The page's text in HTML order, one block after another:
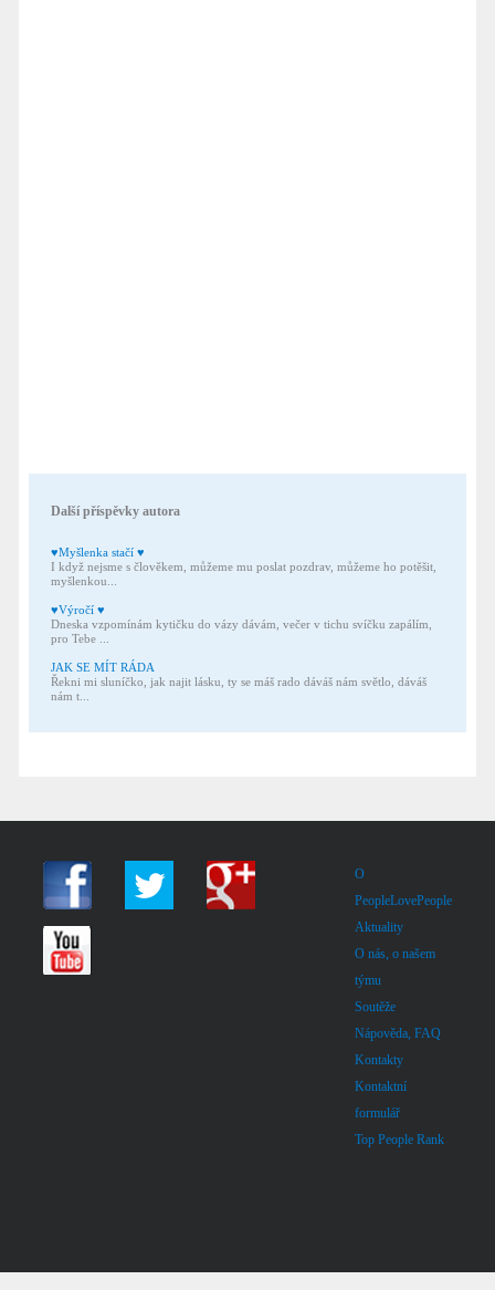
Další příspěvky autora
♥Myšlenka stačí ♥
I když nejsme s člověkem, můžeme mu poslat pozdrav, můžeme ho potěšit,
myšlenkou...
♥Výročí ♥
Dneska vzpomínám kytičku do vázy dávám, večer v tichu svíčku zapálím,
pro Tebe ...
JAK SE MÍT RÁDA
Řekni mi sluníčko, jak najit lásku, ty se máš rado dáváš nám světlo, dáváš
nám t...
O
PeopleLovePeople
Aktuality
O nás, o našem
týmu
Soutěže
Nápověda, FAQ
Kontakty
Kontaktní
formulář
Top People Rank